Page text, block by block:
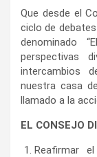
Que desde el
ciclo de
denominado
perspectivas
intercambios
nuestra casa
llamado a la
EL CONSEJO
Reafirmar